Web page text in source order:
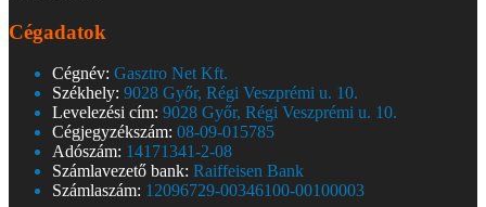
Cégadatok
Cégnév: Gasztro Net Kft.
Székhely: 9028 Győr, Régi Veszprémi u. 10.
Levelezési cím: 9028 Győr, Régi Veszprémi u. 10.
Cégjegyzékszám: 08-09-015785
Adószám: 14171341-2-08
Számlavezető bank: Raiffeisen Bank
Számlaszám: 12096729-00346100-00100003